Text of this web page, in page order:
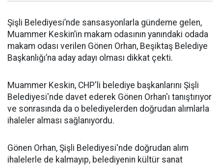
Şişli Belediyesi’nde sansasyonlarla gündeme gelen,
Muammer Keskin’in makam odasının yanındaki odada
makam odası verilen Gönen Orhan, Beşiktaş Belediye
Başkanlığı’na aday adayı olması dikkat çekti.
Muammer Keskin, CHP'li belediye başkanlarını Şişli
Belediyesi'nde davet ederek Gönen Orhan'ı tanıştırıyor
ve sonrasında da o belediyelerden doğrudan alımlarla
ihaleler alması sağlanıyordu.
Gönen Orhan, Şişli Belediyesi'nde doğrudan alım
ihalelerle de kalmayıp, belediyenin kültür sanat